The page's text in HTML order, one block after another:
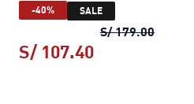
-40% SALE
S/ 179.00
S/ 107.40